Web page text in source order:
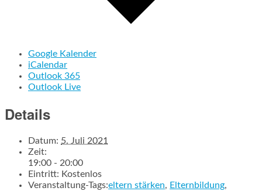
Google Kalender
iCalendar
Outlook 365
Outlook Live
Details
Datum: 5. Juli 2021
Zeit:
19:00 - 20:00
Eintritt: Kostenlos
Veranstaltung-Tags:eltern stärken, Elternbildung,